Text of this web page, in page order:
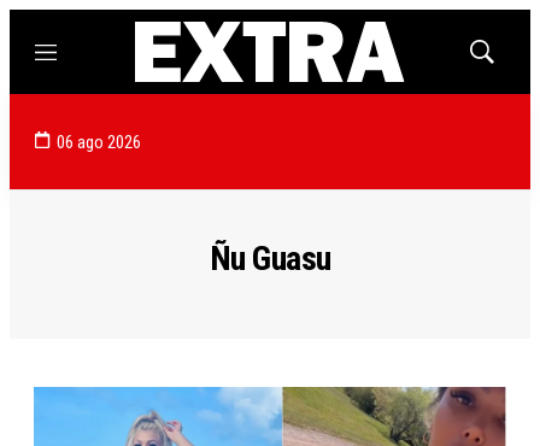
Menú
Mostrar
06 ago 2026
Ñu Guasu